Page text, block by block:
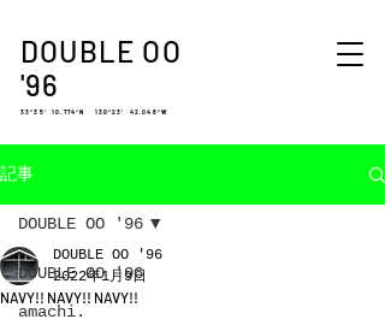
DOUBLE OO
'96
33°35′ 10.774″N 130°23′ 42.048″W
記事
DOUBLE OO '96
amachi.
DOUBLE OO '96
NAVY!! NAVY!! NAVY!!
DOUBLE OO '96
2022年1月9日